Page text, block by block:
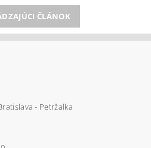
ČLÁNOK
- Petržalka